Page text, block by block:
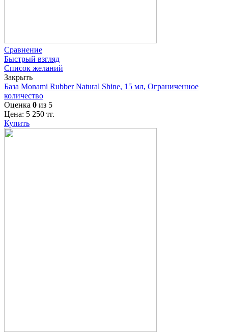
Сравнение
Быстрый взгляд
Список желаний
Закрыть
База Monami Rubber Natural Shine, 15 мл, Ограниченное
количество
Оценка 0 из 5
Цена: 5 250 тг.
Купить